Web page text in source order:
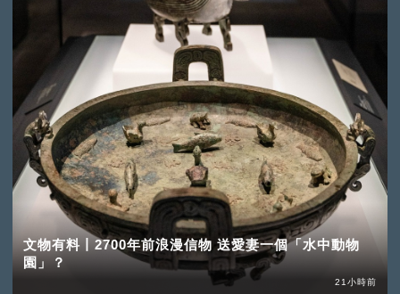
文物有料丨2700年前浪漫信物 送愛妻一個「水中動物
園」？
21小時前